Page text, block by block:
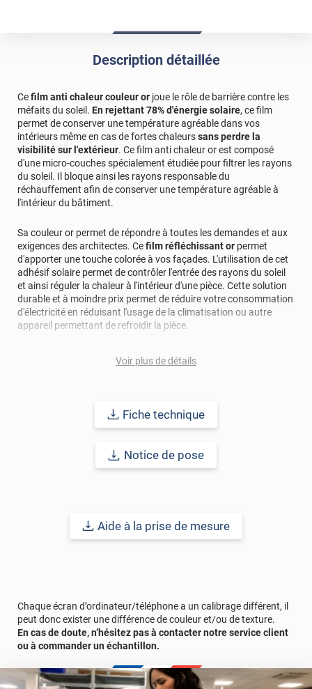
Description détaillée
Cefilm anti chaleur couleur or joue le rôle de barrière contre les
méfaits du soleil. En rejettant 78% d'énergie solaire, ce film
permet de conserver une température agréable dans vos
intérieurs même en cas de fortes chaleurssans perdre la
visibilité sur l'extérieur. Ce film anti chaleur or est composé
d'une micro-couches spécialement étudiée pour filtrer les rayons
du soleil. Il bloque ainsi les rayons responsable du
réchauffement afin de conserver une température agréable à
l'intérieur du bâtiment.
Sa couleur or permet de répondre à toutes les demandes et aux
exigences des architectes. Cefilm réfléchissant or permet
d'apporter une touche colorée à vos façades. L'utilisation de cet
adhésif solaire permet de contrôler l'entrée des rayons du soleil
et ainsi réguler la chaleur à l'intérieur d'une pièce. Cette solution
durable et à moindre prix permet de réduire votre consommation
d'électricité en réduisant l'usage de la climatisation ou autre
appareil permettant de refroidir la pièce.
film anti chaleur couleur or
n'est pas qu'un simple filtre qui
contrôle l'entrée de chaleur par les vitrages. Il est capable de
film solaire or
protège également des UV qui
ont tendance à ternir les objets, parquets et tapis exposés aux
est apprécié et permet d'améliorer le
aux couleurs de la construction ou charte colorimétrique de
nous vous conseillons de privilégier l'application d'un film
équivalent en pose extérieure. En plus de limiter la chaleur sur le
vitrage, cela rend le film plus efficace.
Centrale.
Voir plus de détails
Fiche technique
Notice de pose
Aide à la prise de mesure
Chaque écran d’ordinateur/téléphone a un calibrage différent, il
peut donc exister une différence de couleur et/ou de texture.
En cas de doute, n’hésitez pas à contacter notre service client
ou à commander un échantillon.